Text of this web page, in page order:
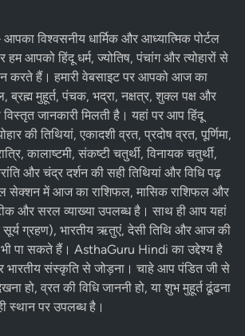
आपका विश्वसनीय धार्मिक और आध्यात्मिक पोर्टल
हम आपको हिंदू धर्म, ज्योतिष,पंचांगऔरत्योहारोंसे
करते हैं। हमारी वेबसाइट पर आपको आज का
ब्रह्म मुहूर्त, पंचक, भद्रा, नक्षत्र, शुक्ल पक्ष और
जानकारी मिलती है। यहां पर आप हिंदू
की तिथियां,एकादशी व्रत, प्रदोष व्रत, पूर्णिमा,
कालाष्टमी, संकष्टी चतुर्थी, विनायक चतुर्थी,
और चंद्र दर्शन की सही तिथियां और विधि पढ़
सेक्शन मेंआज का राशिफल, मासिक राशिफल और
और सरल व्याख्या उपलब्ध है। साथ ही आप यहां
ग्रहण), भारतीय ऋतुएं, देसी तिथि और आज की
भी पा सकते हैं। AsthaGuru Hindi का उद्देश्य है
भारतीय संस्कृति से जोड़ना। चाहे आप पंडित जी से
हो, व्रत की विधि जाननी हो, या शुभ मुहूर्त ढूंढना
स्थान पर उपलब्ध है।